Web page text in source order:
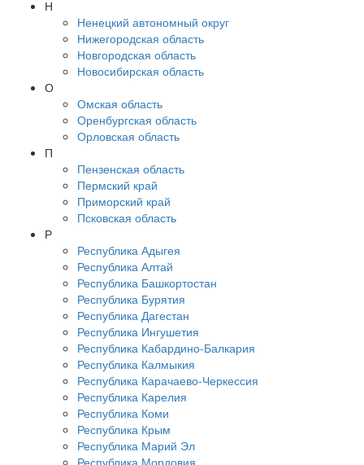
Н
Ненецкий автономный округ
Нижегородская область
Новгородская область
Новосибирская область
О
Омская область
Оренбургская область
Орловская область
П
Пензенская область
Пермский край
Приморский край
Псковская область
Р
Республика Адыгея
Республика Алтай
Республика Башкортостан
Республика Бурятия
Республика Дагестан
Республика Ингушетия
Республика Кабардино-Балкария
Республика Калмыкия
Республика Карачаево-Черкессия
Республика Карелия
Республика Коми
Республика Крым
Республика Марий Эл
Республика Мордовия